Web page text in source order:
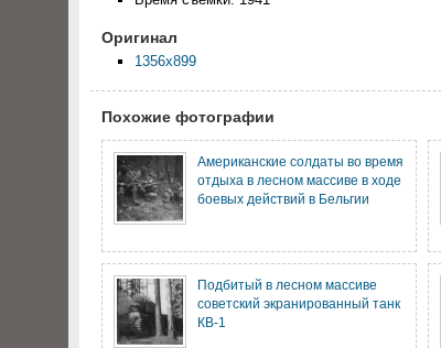
Оригинал
1356x899
Похожие фотографии
Американские солдаты во время
отдыха в лесном массиве в ходе
боевых действий в Бельгии
Подбитый в лесном массиве
советский экранированный танк
КВ-1